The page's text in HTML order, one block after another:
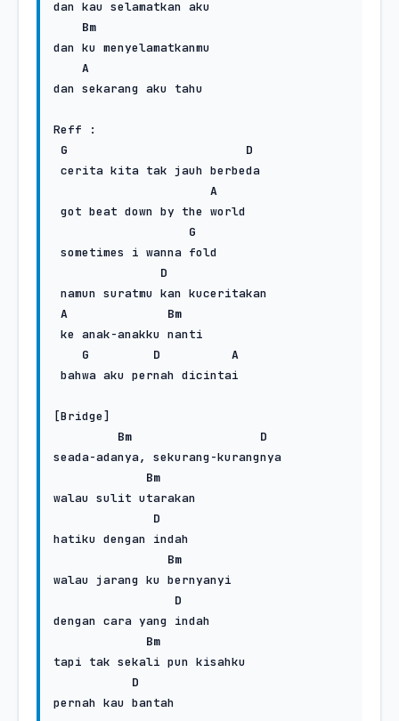
dan kau sеlamatkan aku
Bm
dan ku menyelamatkanmu
A
dan sekarang aku tahu
Reff :
G
D
A
G
D
A
Bm
G
D
A
[Bridge]
Bm
D
seada-adanya, sekurang-kurangnya
Bm
walau sulit utarakan
D
hatiku dengan indah
Bm
walau jarang ku bernyanyi
D
dengan cara yang indah
Bm
tapi tak sekali pun kisahku
D
pernah kau bantah